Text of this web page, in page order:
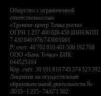
Общество с ограниченной
ответственностью
«Тренинг-центр Точка роста»
ОГРН 1 237 400 028 458 ИНН/КПП
7 430 040 978/743001001
Р/ счет: 40 702 810 401 500 192 768
ООО «Банк Точка» БИК:
044525104
Кор. счёт: 30 101 810 745 374 523 392
Лицензия на осуществление
образовательной деятельности №
Л035−1 235−74/671 502